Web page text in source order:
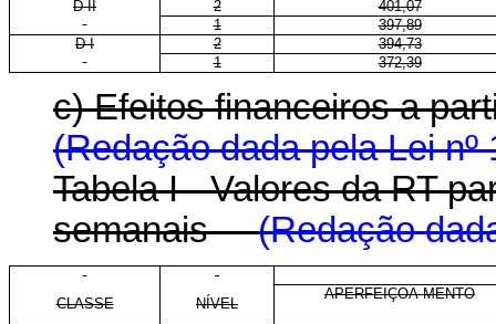
D II 2
401,07
1
397,89
D I
2
394,73
1
372,39
c) Efeitos financeiros a
(Redação dada pela Lei nº
Tabela I - Valores da RT
semanais(Redação
CLASSE NÍVEL
APERFEIÇOA-MENTO